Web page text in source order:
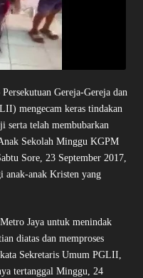
Gereja-Gereja dan
mengecam keras tindakan
serta telah membubarkan
Sekolah Minggu KGPM
Sore, 23 September 2017,
anak-anak Kristen yang
Jaya untuk menindak
diatas dan memproses
Sekretaris Umum PGLII,
tertanggal Minggu, 24